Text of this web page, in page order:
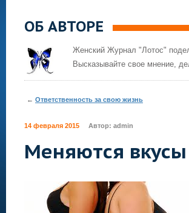
ОБ АВТОРЕ
Женский Журнал "Лотос"
Высказывайте свое мнение,
← Ответственность за свою жизнь
14 февраля 2015 Автор: admin
Меняются вкусы